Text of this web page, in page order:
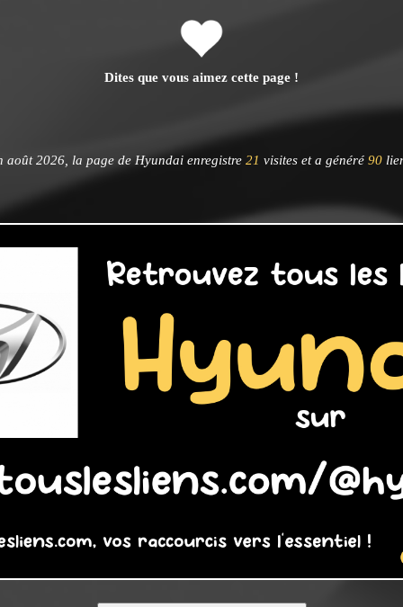
Dites que vous aimez cette page !
août 2026, la page de Hyundai enregistre 21 visites et a généré 90